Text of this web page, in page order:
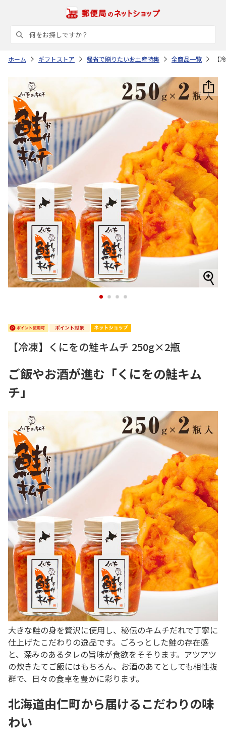
ホーム ギフトストア 帰省で贈りたいお土産特集 全商品一覧 【
1 2 3 4
【冷凍】くにをの鮭キムチ 250g×2瓶
ご飯やお酒が進む「くにをの鮭キム
チ」
大きな鮭の身を贅沢に使用し、秘伝のキムチだれで丁寧に
仕上げたこだわりの逸品です。ごろっとした鮭の存在感
と、深みのあるタレの旨味が食欲をそそります。アツアツ
の炊きたてご飯にはもちろん、お酒のあてとしても相性抜
群で、日々の食卓を豊かに彩ります。
北海道由仁町から届けるこだわりの味
わい